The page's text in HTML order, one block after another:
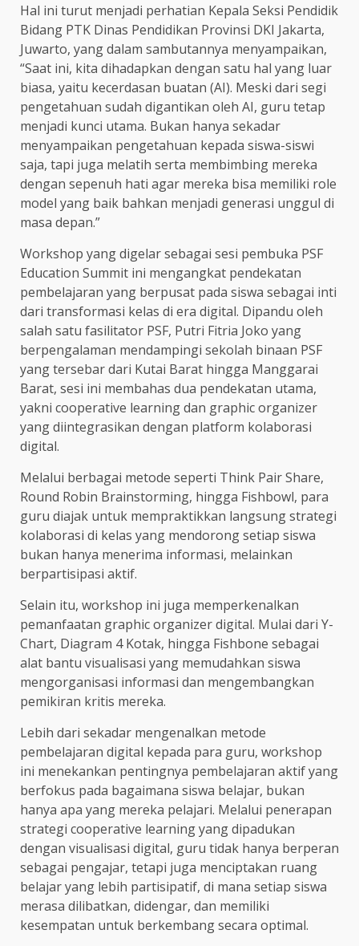
Hal ini turut menjadi perhatian Kepala Seksi Pendidik
Bidang PTK Dinas Pendidikan Provinsi DKI Jakarta,
Juwarto, yang dalam sambutannya menyampaikan,
“Saat ini, kita dihadapkan dengan satu hal yang luar
biasa, yaitu kecerdasan buatan (AI). Meski dari segi
pengetahuan sudah digantikan oleh AI, guru tetap
menjadi kunci utama. Bukan hanya sekadar
menyampaikan pengetahuan kepada siswa-siswi
saja, tapi juga melatih serta membimbing mereka
dengan sepenuh hati agar mereka bisa memiliki role
model yang baik bahkan menjadi generasi unggul di
masa depan.”
Workshop yang digelar sebagai sesi pembuka PSF
Education Summit ini mengangkat pendekatan
pembelajaran yang berpusat pada siswa sebagai inti
dari transformasi kelas di era digital. Dipandu oleh
salah satu fasilitator PSF, Putri Fitria Joko yang
berpengalaman mendampingi sekolah binaan PSF
yang tersebar dari Kutai Barat hingga Manggarai
Barat, sesi ini membahas dua pendekatan utama,
yakni cooperative learning dan graphic organizer
yang diintegrasikan dengan platform kolaborasi
digital.
Melalui berbagai metode seperti Think Pair Share,
Round Robin Brainstorming, hingga Fishbowl, para
guru diajak untuk mempraktikkan langsung strategi
kolaborasi di kelas yang mendorong setiap siswa
bukan hanya menerima informasi, melainkan
berpartisipasi aktif.
Selain itu, workshop ini juga memperkenalkan
pemanfaatan graphic organizer digital. Mulai dari Y-
Chart, Diagram 4 Kotak, hingga Fishbone sebagai
alat bantu visualisasi yang memudahkan siswa
mengorganisasi informasi dan mengembangkan
pemikiran kritis mereka.
Lebih dari sekadar mengenalkan metode
pembelajaran digital kepada para guru, workshop
ini menekankan pentingnya pembelajaran aktif yang
berfokus pada bagaimana siswa belajar, bukan
hanya apa yang mereka pelajari. Melalui penerapan
strategi cooperative learning yang dipadukan
dengan visualisasi digital, guru tidak hanya berperan
sebagai pengajar, tetapi juga menciptakan ruang
belajar yang lebih partisipatif, di mana setiap siswa
merasa dilibatkan, didengar, dan memiliki
kesempatan untuk berkembang secara optimal.